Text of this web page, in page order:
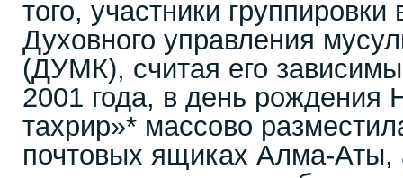
того, участники
Духовного управления
(ДУМК), считая его
2001 года, в день рождения
тахрир»* массово
почтовых ящиках Алма-Аты,